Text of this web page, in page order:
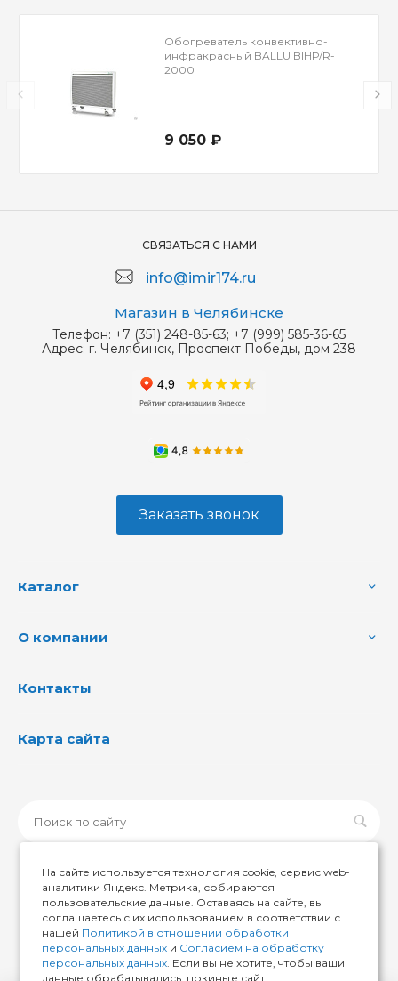
Обогреватель конвективно-
инфракрасный BALLU BIHP/R-
2000
9 050 ₽
СВЯЗАТЬСЯ С НАМИ
info@imir174.ru
Магазин в Челябинске
Телефон: +7 (351) 248-85-63; +7 (999) 585-36-65
Адрес: г. Челябинск, Проспект Победы, дом 238
Заказать звонок
Каталог
О компании
Контакты
Карта сайта
© 2026 ИМИР174, Все права защищены
На сайте используется технология cookie, сервис web-
аналитики Яндекс. Метрика, собираются
пользовательские данные. Оставаясь на сайте, вы
соглашаетесь с их использованием в соответствии с
нашей Политикой в отношении обработки
персональных данных и Согласием на обработку
персональных данных. Если вы не хотите, чтобы ваши
данные обрабатывались, покиньте сайт.